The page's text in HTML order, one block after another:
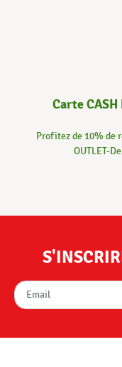
Carte
Profitez de 10% de
OUTLET-